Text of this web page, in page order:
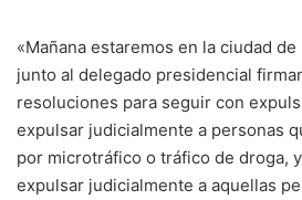
«Mañana estaremos en la ciudad
junto al delegado presidencial
resoluciones para seguir con
expulsar judicialmente a personas
por microtráfico o tráfico de droga,
expulsar judicialmente a aquellas